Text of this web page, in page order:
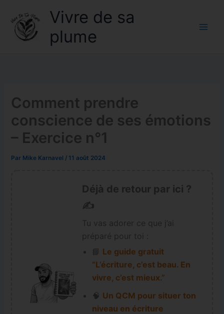
contenu
Vivre de sa
plume
Comment prendre
conscience de ses émotions
– Exercice n°1
Par Mike Karnavel / 11 août 2024
Déjà de retour par ici ?
✍️
Tu vas adorer ce que j’ai
préparé pour toi :
📘 Le guide gratuit
“L’écriture, c’est beau. En
vivre, c’est mieux.”
🧠 Un QCM pour situer ton
niveau en écriture